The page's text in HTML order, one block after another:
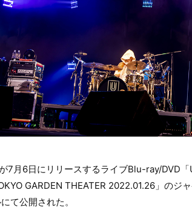
が7月6日にリリースするライブBlu-ray/DVD
GARDEN THEATER 2022.01.26」のジ
て公開された。